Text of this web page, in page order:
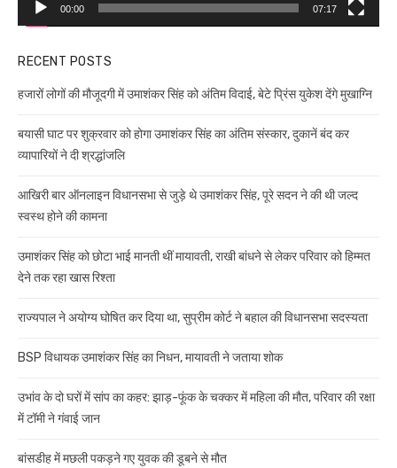
00:00 07:17
RECENT POSTS
हजारों लोगों की मौजूदगी में उमाशंकर सिंह को अंतिम विदाई, बेटे प्रिंस युकेश देंगे मुखाग्नि
बयासी घाट पर शुक्रवार को होगा उमाशंकर सिंह का अंतिम संस्कार, दुकानें बंद कर
व्यापारियों ने दी श्रद्धांजलि
आखिरी बार ऑनलाइन विधानसभा से जुड़े थे उमाशंकर सिंह, पूरे सदन ने की थी जल्द
स्वस्थ होने की कामना
उमाशंकर सिंह को छोटा भाई मानती थीं मायावती, राखी बांधने से लेकर परिवार को हिम्मत
देने तक रहा खास रिश्ता
राज्यपाल ने अयोग्य घोषित कर दिया था, सुप्रीम कोर्ट ने बहाल की विधानसभा सदस्यता
BSP विधायक उमाशंकर सिंह का निधन, मायावती ने जताया शोक
उभांव के दो घरों में सांप का कहर: झाड़-फूंक के चक्कर में महिला की मौत, परिवार की रक्षा
में टॉमी ने गंवाई जान
बांसडीह में मछली पकड़ने गए युवक की डूबने से मौत